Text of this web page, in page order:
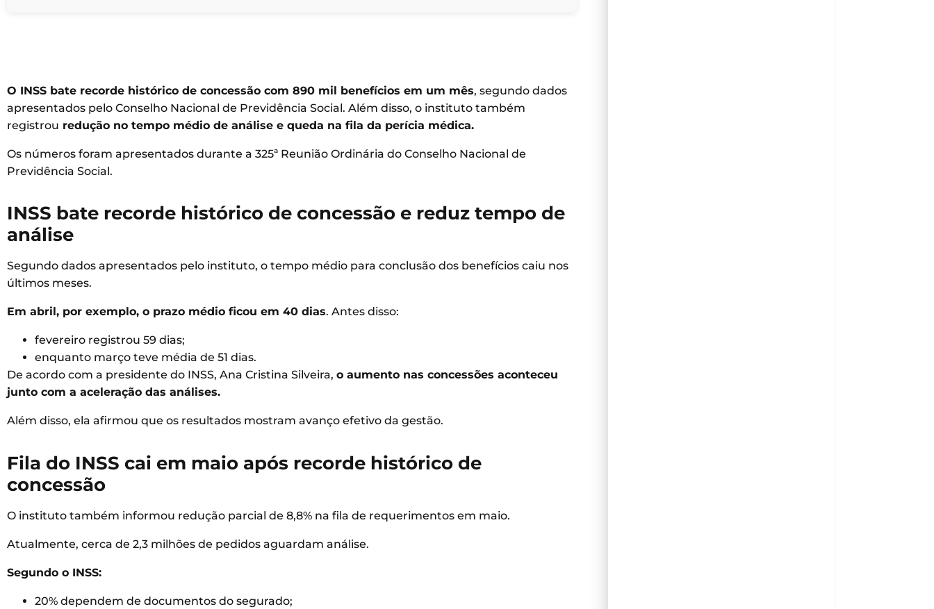
O INSS bate recorde histórico de concessão com 890 mil benefícios em um mês, segundo dados
apresentados pelo Conselho Nacional de Previdência Social. Além disso, o instituto também
registrou redução no tempo médio de análise e queda na fila da perícia médica.
Os números foram apresentados durante a 325ª Reunião Ordinária do Conselho Nacional de
Previdência Social.
INSS bate recorde histórico de concessão e reduz tempo de
análise
Segundo dados apresentados pelo instituto, o tempo médio para conclusão dos benefícios caiu nos
últimos meses.
Em abril, por exemplo, o prazo médio ficou em 40 dias. Antes disso:
fevereiro registrou 59 dias;
enquanto março teve média de 51 dias.
De acordo com a presidente do INSS, Ana Cristina Silveira, o aumento nas concessões aconteceu
junto com a aceleração das análises.
Além disso, ela afirmou que os resultados mostram avanço efetivo da gestão.
Fila do INSS cai em maio após recorde histórico de
concessão
O instituto também informou redução parcial de 8,8% na fila de requerimentos em maio.
Atualmente, cerca de 2,3 milhões de pedidos aguardam análise.
Segundo o INSS:
20% dependem de documentos do segurado;